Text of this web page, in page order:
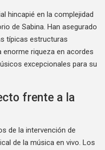
hincapié en la complejidad
de Sabina. Han asegurado
típicas estructuras
riqueza en acordes
excepcionales para su
frente a la
de la intervención de
de la música en vivo. Los